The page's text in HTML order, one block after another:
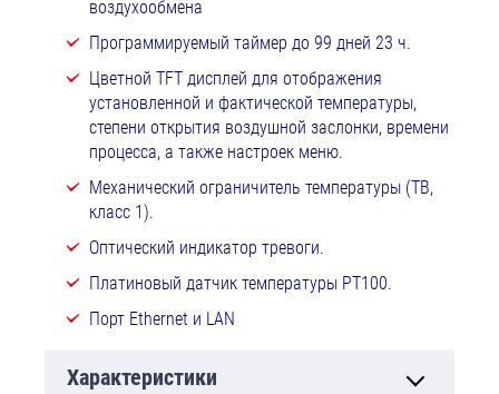
воздухообмена
Программируемый таймер до 99 дней 23 ч.
Цветной TFT дисплей для отображения
установленной и фактической температуры,
степени открытия воздушной заслонки, времени
процесса, а также настроек меню.
Механический ограничитель температуры (ТВ,
класс 1).
Оптический индикатор тревоги.
Платиновый датчик температуры РТ100.
Порт Ethernet и LAN
Характеристики